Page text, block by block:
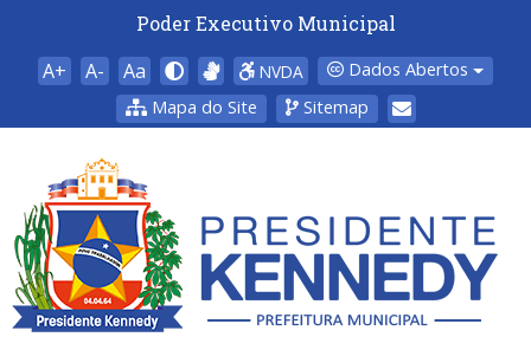
Poder Executivo Municipal
A+ A- Aa NVDA
Dados Abertos
Mapa do Site
Sitemap